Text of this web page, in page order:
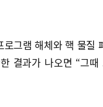
그램 해체와 핵 물질
결과가 나오면 “그